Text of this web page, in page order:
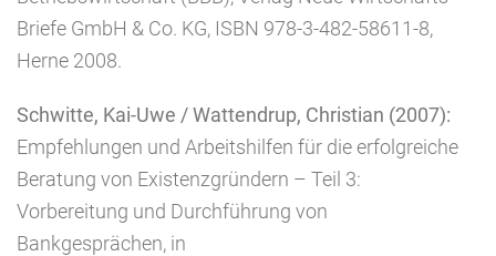
Briefe GmbH & Co. KG, ISBN 978-3-482-58611-8,
Herne 2008.
Schwitte, Kai-Uwe / Wattendrup, Christian (2007):
Empfehlungen und Arbeitshilfen für die erfolgreiche
Beratung von Existenzgründern – Teil 3:
Vorbereitung und Durchführung von
Bankgesprächen, in